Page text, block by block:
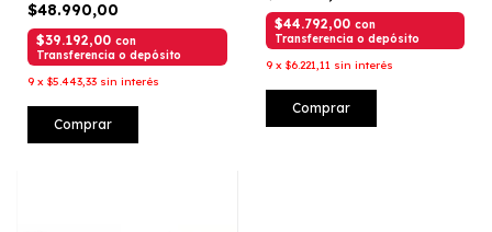
$48.990,00
$39.192,00 con
Transferencia o depósito
9 x $5.443,33 sin interés
Comprar
$44.792,00 con
Transferencia o depósito
9 x $6.221,11 sin interés
Comprar